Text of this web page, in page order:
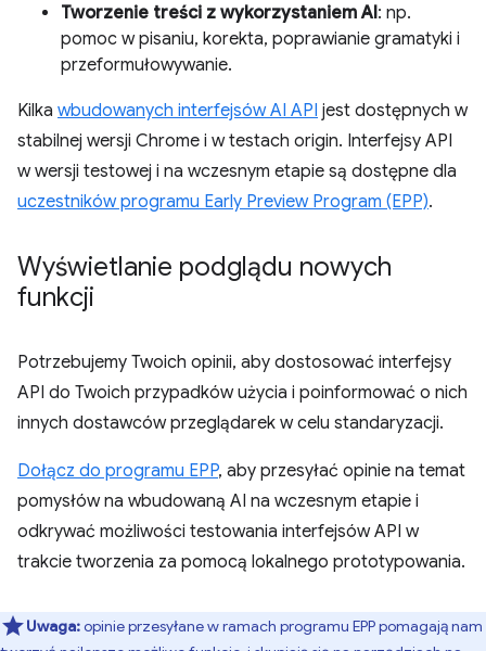
Tworzenie treści z wykorzystaniem AI: np.
pomoc w pisaniu, korekta, poprawianie gramatyki i
przeformułowywanie.
Kilka wbudowanych interfejsów AI API jest dostępnych w
stabilnej wersji Chrome i w testach origin. Interfejsy API
w wersji testowej i na wczesnym etapie są dostępne dla
uczestników programu Early Preview Program (EPP).
Wyświetlanie podglądu nowych
funkcji
Potrzebujemy Twoich opinii, aby dostosować interfejsy
API do Twoich przypadków użycia i poinformować o nich
innych dostawców przeglądarek w celu standaryzacji.
Dołącz do programu EPP, aby przesyłać opinie na temat
pomysłów na wbudowaną AI na wczesnym etapie i
odkrywać możliwości testowania interfejsów API w
trakcie tworzenia za pomocą lokalnego prototypowania.
Uwaga:opinie przesyłane w ramach programu EPP pomagają nam